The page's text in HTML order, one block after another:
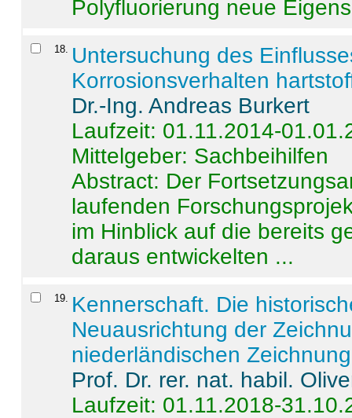
Polyfluorierung neue
18
Untersuchung des
Korrosionsverhalten
Dr.-Ing. Andreas Burkert
Laufzeit: 01.11.2014-
Mittelgeber: Sachbeihilfen
Abstract: Der
laufenden
im Hinblick auf die bereits
daraus entwickelten ...
19
Kennerschaft. Die
Neuausrichtung der
niederländischen
Prof. Dr. rer. nat. habil.
Laufzeit: 01.11.2018-